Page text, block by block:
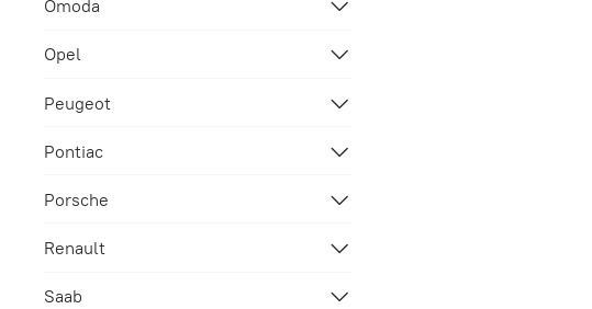
Omoda
Opel
Peugeot
Pontiac
Porsche
Renault
Saab